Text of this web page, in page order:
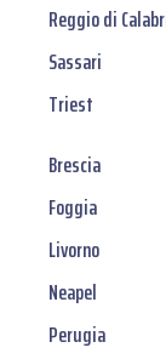
Reggio di
Sassari
Triest
Brescia
Foggia
Livorno
Neapel
Perugia